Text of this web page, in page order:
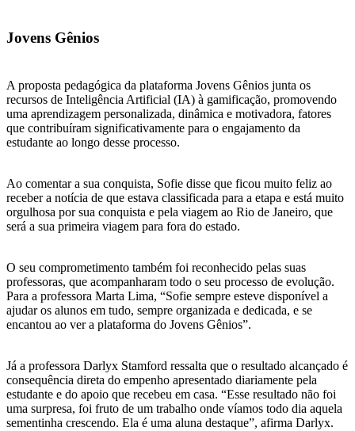
Jovens Gênios
A proposta pedagógica da plataforma Jovens Gênios junta os
recursos de Inteligência Artificial (IA) à gamificação, promovendo
uma aprendizagem personalizada, dinâmica e motivadora, fatores
que contribuíram significativamente para o engajamento da
estudante ao longo desse processo.
Ao comentar a sua conquista, Sofie disse que ficou muito feliz ao
receber a notícia de que estava classificada para a etapa e está muito
orgulhosa por sua conquista e pela viagem ao Rio de Janeiro, que
será a sua primeira viagem para fora do estado.
O seu comprometimento também foi reconhecido pelas suas
professoras, que acompanharam todo o seu processo de evolução.
Para a professora Marta Lima, “Sofie sempre esteve disponível a
ajudar os alunos em tudo, sempre organizada e dedicada, e se
encantou ao ver a plataforma do Jovens Gênios”.
Já a professora Darlyx Stamford ressalta que o resultado alcançado é
consequência direta do empenho apresentado diariamente pela
estudante e do apoio que recebeu em casa. “Esse resultado não foi
uma surpresa, foi fruto de um trabalho onde víamos todo dia aquela
sementinha crescendo. Ela é uma aluna destaque”, afirma Darlyx.